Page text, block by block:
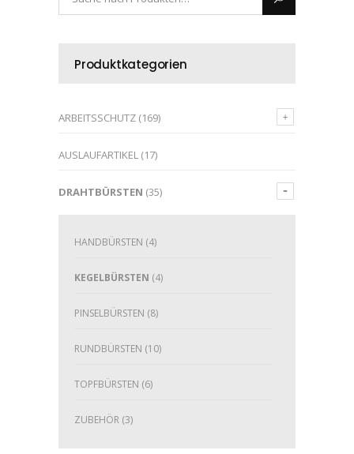
Produktkategorien
ARBEITSSCHUTZ (169)
AUSLAUFARTIKEL (17)
DRAHTBÜRSTEN (35)
HANDBÜRSTEN (4)
KEGELBÜRSTEN (4)
PINSELBÜRSTEN (8)
RUNDBÜRSTEN (10)
TOPFBÜRSTEN (6)
ZUBEHÖR (3)